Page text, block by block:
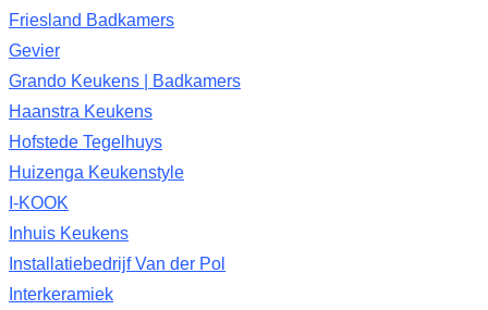
Friesland Badkamers
Gevier
Grando Keukens | Badkamers
Haanstra Keukens
Hofstede Tegelhuys
Huizenga Keukenstyle
I-KOOK
Inhuis Keukens
Installatiebedrijf Van der Pol
Interkeramiek